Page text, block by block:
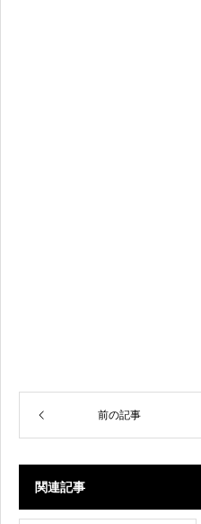
前の記事
関連記事